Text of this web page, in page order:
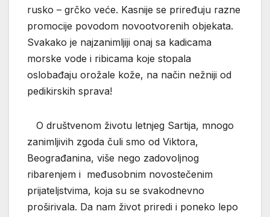
rusko – grčko veće. Kasnije se priređuju razne
promocije povodom novootvorenih objekata.
Svakako je najzanimljiji onaj sa kadicama
morske vode i ribicama koje stopala
oslobađaju orožale kože, na način nežniji od
pedikirskih sprava!
O društvenom životu letnjeg Sartija, mnogo
zanimljivih zgoda čuli smo od Viktora,
Beograđanina, više nego zadovoljnog
ribarenjem i međusobnim novostečenim
prijateljstvima, koja su se svakodnevno
proširivala. Da nam život priredi i poneko lepo